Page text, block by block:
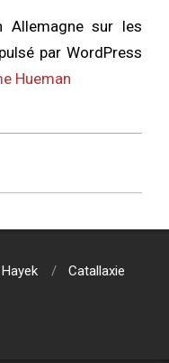
Allemagne sur les
par WordPress
Hueman
Catallaxie